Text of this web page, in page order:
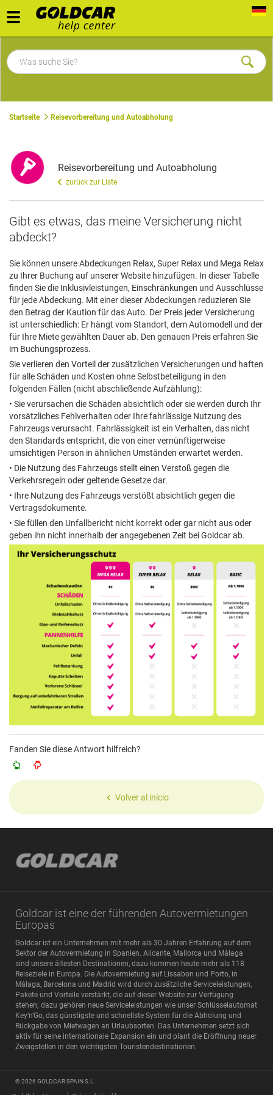
Toggle
navigation
Startseite Reisevorbereitung und Autoabholung
Reisevorbereitung und Autoabholung
zurück zur Liste
Gibt es etwas, das meine Versicherung nicht
abdeckt?
Sie können unsere Abdeckungen Relax, Super Relax und Mega Relax
zu Ihrer Buchung auf unserer Website hinzufügen. In dieser Tabelle
finden Sie die Inklusivleistungen, Einschränkungen und Ausschlüsse
für jede Abdeckung. Mit einer dieser Abdeckungen reduzieren Sie
den Betrag der Kaution für das Auto. Der Preis jeder Versicherung
ist unterschiedlich: Er hängt vom Standort, dem Automodell und der
für Ihre Miete gewählten Dauer ab. Den genauen Preis erfahren Sie
im Buchungsprozess.
Sie verlieren den Vorteil der zusätzlichen Versicherungen und haften
für alle Schäden und Kosten ohne Selbstbeteiligung in den
folgenden Fällen (nicht abschließende Aufzählung):
• Sie verursachen die Schäden absichtlich oder sie werden durch Ihr
vorsätzliches Fehlverhalten oder Ihre fahrlässige Nutzung des
Fahrzeugs verursacht. Fahrlässigkeit ist ein Verhalten, das nicht
den Standards entspricht, die von einer vernünftigerweise
umsichtigen Person in ähnlichen Umständen erwartet werden.
• Die Nutzung des Fahrzeugs stellt einen Verstoß gegen die
Verkehrsregeln oder geltende Gesetze dar.
• Ihre Nutzung des Fahrzeugs verstößt absichtlich gegen die
Vertragsdokumente.
• Sie füllen den Unfallbericht nicht korrekt oder gar nicht aus oder
geben ihn nicht innerhalb der angegebenen Zeit bei Goldcar ab.
Fanden Sie diese Antwort hilfreich?
Volver al inicio
Goldcar ist eine der führenden Autovermietungen
Europas
Goldcar ist ein Unternehmen mit mehr als 30 Jahren Erfahrung auf dem
Sektor der Autovermietung in Spanien. Alicante, Mallorca und Málaga
sind unsere ältesten Destinationen, dazu kommen heute mehr als 118
Reiseziele in Europa. Die Autovermietung auf Lissabon und Porto, in
Málaga, Barcelona und Madrid wird durch zusätzliche Serviceleistungen,
Pakete und Vorteile verstärkt, die auf dieser Website zur Verfügung
stehen; dazu gehören neue Serviceleistungen wie unser Schlüsselautomat
Key‘n‘Go, das günstigste und schnellste System für die Abholung und
Rückgabe von Mietwagen an Urlaubsorten. Das Unternehmen setzt sich
aktiv für seine internationale Expansion ein und plant die Eröffnung neuer
Zweigstellen in den wichtigsten Touristendestinationen.
© 2026 GOLDCAR SPAIN S.L.